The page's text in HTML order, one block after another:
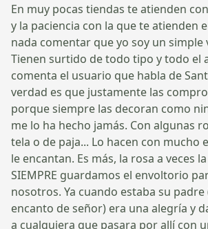
En muy pocas tiendas te atienden
y la paciencia con la que te atienden
nada comentar que yo soy un simple
Tienen surtido de todo tipo y todo el
comenta el usuario que habla de
verdad es que justamente las
porque siempre las decoran como
me lo ha hecho jamás. Con algunas
tela o de paja... Lo hacen con mucho
le encantan. Es más, la rosa a veces
SIEMPRE guardamos el envoltorio
nosotros. Ya cuando estaba su
encanto de señor) era una alegría y
a cualquiera que pasara por allí con